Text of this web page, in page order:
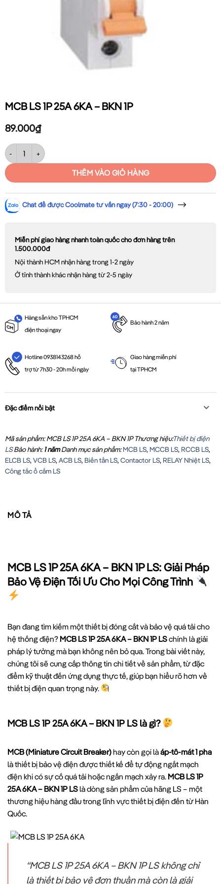
MCB LS 1P 25A 6KA – BKN 1P
89.000₫
MCB LS 1P 25A 6KA – BKN 1P số lượng
THÊM VÀO GIỎ HÀNG
Chat để được Coolmate tư vấn ngay (7:30 - 20:00)
Miễn phí giao hàng nhanh toàn quốc cho đơn hàng trên
1.500.000đ
Nội thành HCM nhận hàng trong 1-2 ngày
Ở tỉnh thành khác nhận hàng từ 2-5 ngày
Hàng sẵn kho TPHCM
điện thoại ngay
Bảo hành 2 năm
Hotline 0938143268 hỗ
trợ từ 7h30 - 20h mỗi ngày
Giao hàng miễn phí
tại TPHCM
Đặc điểm nổi bật
Mã sản phẩm: MCB LS 1P 25A 6KA – BKN 1PThương hiệu:Thiết bị điện
LS Bảo hành:1 nămDanh mục sản phẩm:MCB LS, MCCB LS, RCCB LS,
ELCB LS,VCB LS,ACB LS, Biến tần LS,Contactor LS, RELAY Nhiệt LS,
Công tắc ổ cắm LS
MÔ TẢ
MCB LS 1P 25A 6KA – BKN 1P LS: Giải Pháp
Bảo Vệ Điện Tối Ưu Cho Mọi Công Trình
Bạn đang tìm kiếm một thiết bị đóng cắt và bảo vệ quá tải cho
hệ thống điện? MCB LS 1P 25A 6KA – BKN 1P LSchính là giải
pháp lý tưởng mà bạn không nên bỏ qua. Trong bài viết này,
chúng tôi sẽ cung cấp thông tin chi tiết về sản phẩm, từ đặc
điểm kỹ thuật đến ứng dụng thực tế, giúp bạn hiểu rõ hơn về
thiết bị điện quan trọng này.
MCB LS 1P 25A 6KA – BKN 1P LS là gì?
MCB (Miniature Circuit Breaker)hay còn gọi làáp-tô-mát 1 pha
là thiết bị bảo vệ điện được thiết kế để tự động ngắt mạch
điện khi có sự cố quá tải hoặc ngắn mạch xảy ra. MCB LS 1P
25A 6KA – BKN 1P LS là dòng sản phẩm của hãng LS – một
thương hiệu hàng đầu trong lĩnh vực thiết bị điện đến từ Hàn
Quốc.
“MCB LS 1P 25A 6KA – BKN 1P LS không chỉ
là thiết bị bảo vệ đơn thuần mà còn là giải